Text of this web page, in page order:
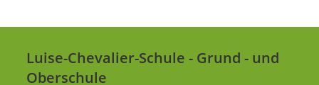
Luise-Chevalier-Schule - Grund - und
Oberschule